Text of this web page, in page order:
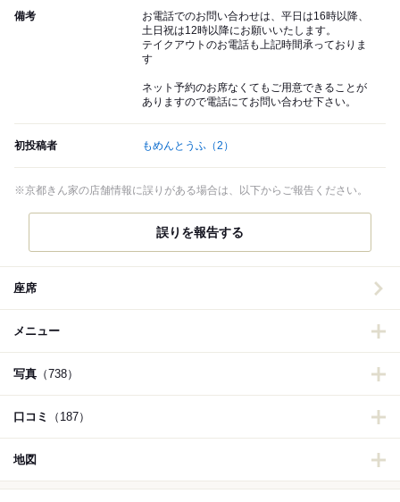
備考
お電話でのお問い合わせは、平日は16時以降、
土日祝は12時以降にお願いいたします。
テイクアウトのお電話も上記時間承っておりま
す
ネット予約のお席なくてもご用意できることが
ありますので電話にてお問い合わせ下さい。
初投稿者 もめんとうふ （2）
※京都きん家の店舗情報に誤りがある場合は、以下からご報告ください。
誤りを報告する
座席
メニュー
写真 （738）
口コミ （187）
地図